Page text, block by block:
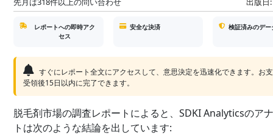
レポートへの即時アク
セス
安全な決済 検証済みのデー
すぐにレポート全文にアクセスして、意思決定を迅速化できます。お
受領後15日以内に完了できます。
脱毛剤市場の調査レポートによると、SDKI Analyticsのア
トは次のような結論を出しています: